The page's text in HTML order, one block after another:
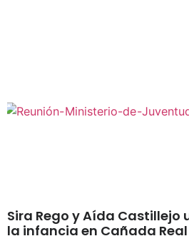
Sira Rego y Aída Castillejo
la infancia en Cañada Real